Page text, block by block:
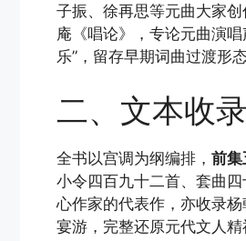
子振、徐再思等元曲大家
庵《唱论》，专论元曲演
乐”，留存早期词曲过渡形态
二、文本收
全书以宫调为纲编排， 前集
小令四百九十二首、套曲
心作家的代表作，亦收录
宴游，完整还原元代文人